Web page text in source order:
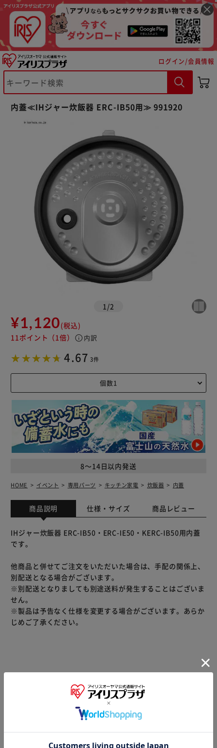
ログイン/会員情報
内蓋≪IHジャー炊飯器 ERC-IB50用≫ 991920
1 /2
¥1,120(税込)
11ポイント （1倍） info 内訳
4.67 3件
8～14日以内発送
HOME イベント 専用パーツ キッチン家電 炊飯器 内蓋
商品説明 仕様・サイズ 商品レビュー
IHジャー炊飯器 ERC-IB50・ERC-IE50・KERC-IB50用内蓋
です。
他商品と併せてご注文をいただいた場合は、手配の関係上、
別配送となる場合がございます。
※別配送となりましても別途送料が発生することはございま
せん。
※製品は予告なく仕様を変更する場合がございます。あらか
じめご了承ください。
▼ 食品・飲料おすすめ ▼
※ご確認ください
カートに入れる 購入手続きへ